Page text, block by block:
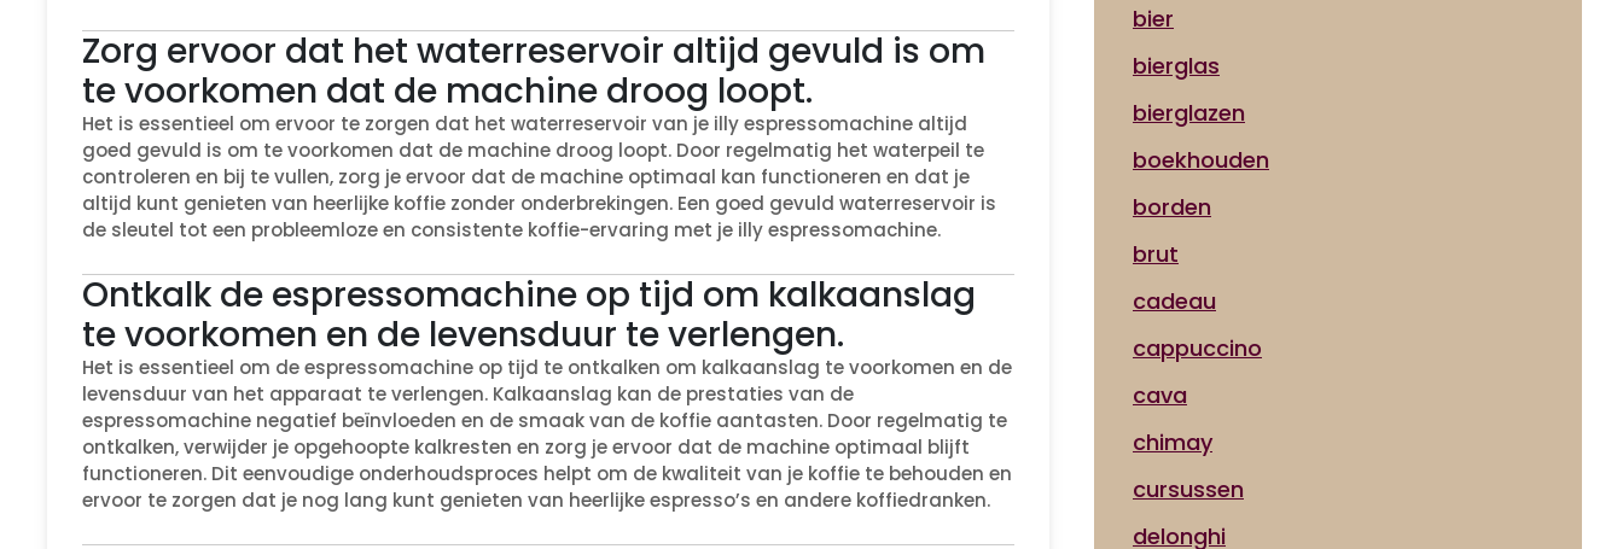
Zorg ervoor dat het waterreservoir altijd gevuld is om
te voorkomen dat de machine droog loopt.
Het is essentieel om ervoor te zorgen dat het waterreservoir van je illy espressomachine altijd
goed gevuld is om te voorkomen dat de machine droog loopt. Door regelmatig het waterpeil te
controleren en bij te vullen, zorg je ervoor dat de machine optimaal kan functioneren en dat je
altijd kunt genieten van heerlijke koffie zonder onderbrekingen. Een goed gevuld waterreservoir is
de sleutel tot een probleemloze en consistente koffie-ervaring met je illy espressomachine.
Ontkalk de espressomachine op tijd om kalkaanslag
te voorkomen en de levensduur te verlengen.
Het is essentieel om de espressomachine op tijd te ontkalken om kalkaanslag te voorkomen en de
levensduur van het apparaat te verlengen. Kalkaanslag kan de prestaties van de
espressomachine negatief beïnvloeden en de smaak van de koffie aantasten. Door regelmatig te
ontkalken, verwijder je opgehoopte kalkresten en zorg je ervoor dat de machine optimaal blijft
functioneren. Dit eenvoudige onderhoudsproces helpt om de kwaliteit van je koffie te behouden en
ervoor te zorgen dat je nog lang kunt genieten van heerlijke espresso’s en andere koffiedranken.
bier
bierglas
bierglazen
boekhouden
borden
brut
cadeau
cappuccino
cava
chimay
cursussen
delonghi